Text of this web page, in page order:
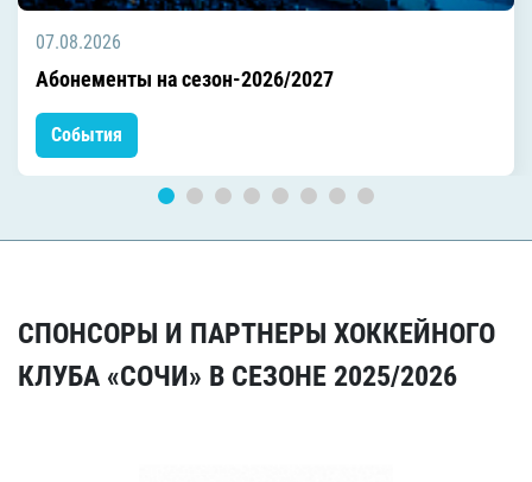
07.08.2026
Абонементы на сезон-2026/2027
События
СПОНСОРЫ И ПАРТНЕРЫ ХОККЕЙНОГО
КЛУБА «СОЧИ» В СЕЗОНЕ 2025/2026